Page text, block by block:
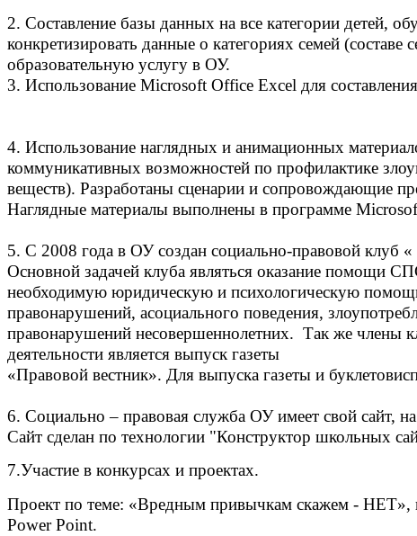
2. Составление базы данных на все категории детей,
конкретизировать данные о категориях семей
образовательную услугу в ОУ.
3. Использование Microsoft Office Excel для
4. Использование наглядных и анимационных
коммуникативных возможностей по профилактике
веществ). Разработаны сценарии и сопровождающие
Наглядные материалы выполнены в программе
5. С 2008 года в ОУ создан социально-правовой
Основной задачей клуба являться оказание помощи
необходимую юридическую и психологическую
правонарушений, асоциального поведения,
правонарушений несовершеннолетних. Так же члены
деятельности является выпуск газеты
«Правовой вестник». Для выпуска газеты и
6. Социально – правовая служба ОУ имеет свой сайт,
Сайт сделан по технологии "Конструктор школьных
7.Участие в конкурсах и проектах.
Проект по теме: «Вредным привычкам скажем - НЕТ»,
Power Point.